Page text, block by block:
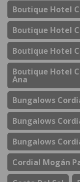
Boutique Hotel
Boutique Hotel
Boutique Hotel
Boutique Hotel
Ana
Bungalows
Bungalows
Bungalows
Cordial Mogán